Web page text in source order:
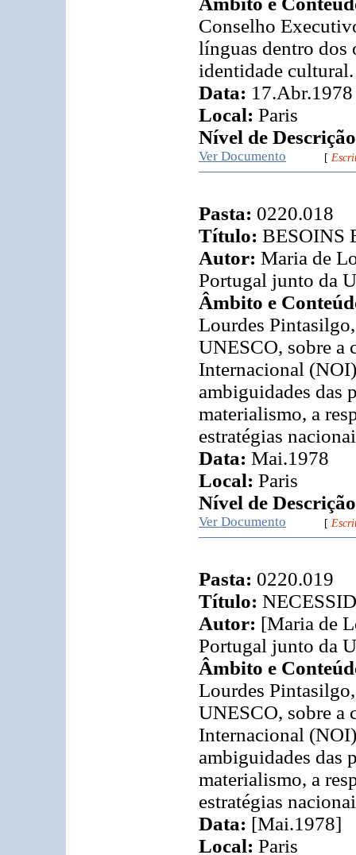
Conselho
línguas dentro dos
identidade cultural.
Data: 17.Abr.1978
Local: Paris
Nível de
Ver Documento [
Pasta: 0220.018
Título: BESOINS
Autor: Maria de
Portugal junto da
Âmbito e
Lourdes
UNESCO, sobre a
Internacional
ambiguidades das
materialismo, a
estratégias
Data: Mai.1978
Local: Paris
Nível de
Ver Documento [
Pasta: 0220.019
Título:
Autor: [Maria de
Portugal junto da
Âmbito e
Lourdes
UNESCO, sobre a
Internacional
ambiguidades das
materialismo, a
estratégias
Data: [Mai.1978]
Local: Paris